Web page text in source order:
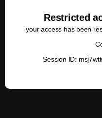
Restricted
your access has been
Session ID: